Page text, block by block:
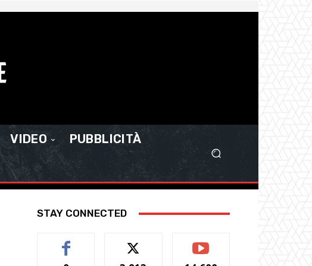
VIDEO
PUBBLICITÀ
STAY CONNECTED